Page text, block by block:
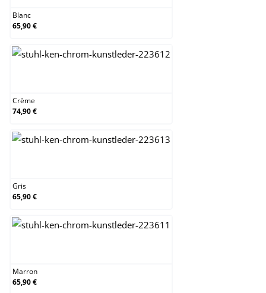
Blanc
65,90 €
Crème
74,90 €
Gris
65,90 €
Marron
65,90 €